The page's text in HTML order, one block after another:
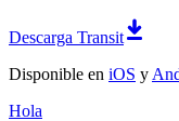
Descarga Transit
Disponible en iOS y
Hola